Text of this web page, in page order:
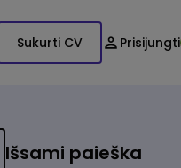
Sukurti CV Prisijungti
Išsami paieška